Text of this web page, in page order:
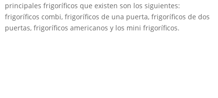
principales frigoríficos que existen son los siguientes:
frigoríficos combi, frigoríficos de una puerta, frigoríficos de dos
puertas, frigoríficos americanos y los mini frigoríficos.